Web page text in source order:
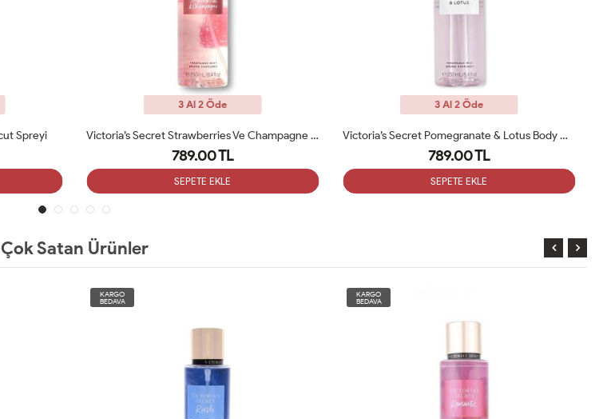
3 Al 2 Öde
Victoria’s Secret Pomegranate & Lotus Body Mist 250 Ml
789.00 TL
SEPETE EKLE
3 Al 2 Öde
Victoria's Secret Pure Seduction Body Mist 250 Ml
789.00 TL
SEPETE EKLE
Çok Satan Ürünler
KARGO
BEDAVA
KARGO
BEDAVA